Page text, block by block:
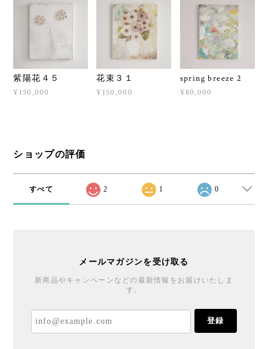
紫陽花４５
¥150,000
花束３１
¥150,000
spring breeze 2
¥80,000
ショップの評価
すべて 2 1 0
メールマガジンを受け取る
新商品やキャンペーンなどの最新情報をお届けいたしま
す。
登録